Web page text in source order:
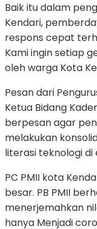
Baik itu dalam
Kendari,
respons cepat
Kami ingin setiap
oleh warga Kota
Pesan dari
Ketua Bidang
berpesan agar
melakukan
literasi teknologi di
PC PMII kota
besar. PB PMII
menerjemahkan
hanya Menjadi